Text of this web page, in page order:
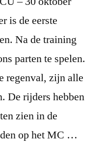
is de eerste
Na de training
parten te spelen.
regenval, zijn alle
De rijders hebben
zien in de
op het MC …